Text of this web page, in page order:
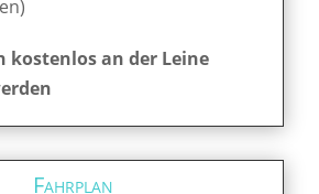
kostenlos an der Leine
Fahrplan